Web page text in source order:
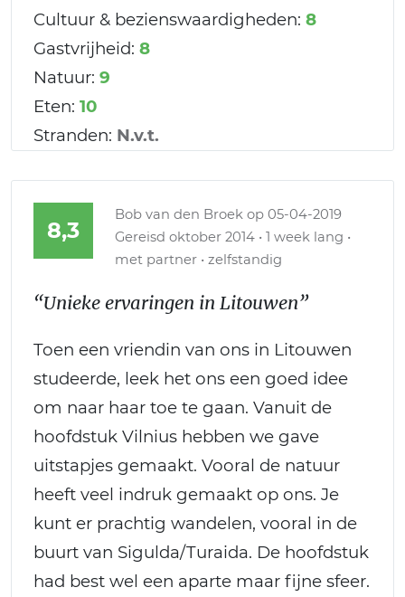
Cultuur & bezienswaardigheden: 8
Gastvrijheid: 8
Natuur: 9
Eten: 10
Stranden: N.v.t.
8,3
Bob van den Broek op 05-04-2019
Gereisd oktober 2014 • 1 week lang •
met partner • zelfstandig
“Unieke ervaringen in Litouwen”
Toen een vriendin van ons in Litouwen
studeerde, leek het ons een goed idee
om naar haar toe te gaan. Vanuit de
hoofdstuk Vilnius hebben we gave
uitstapjes gemaakt. Vooral de natuur
heeft veel indruk gemaakt op ons. Je
kunt er prachtig wandelen, vooral in de
buurt van Sigulda/Turaida. De hoofdstuk
had best wel een aparte maar fijne sfeer.